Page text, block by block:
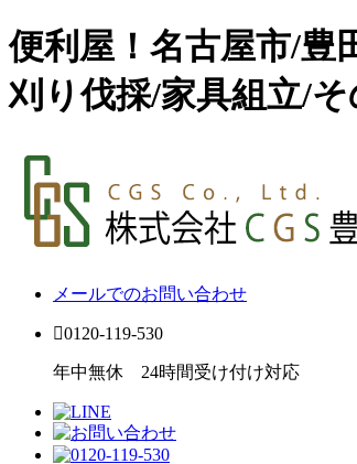
便利屋！名古屋市/豊
刈り伐採/家具組立/
メールでのお問い合わせ
0120-119-530
年中無休 24時間受け付け対応